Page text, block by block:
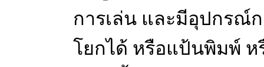
การเล่น และมีอุปกรณ์
โยกได้ หรือแป้นพิมพ์ ห